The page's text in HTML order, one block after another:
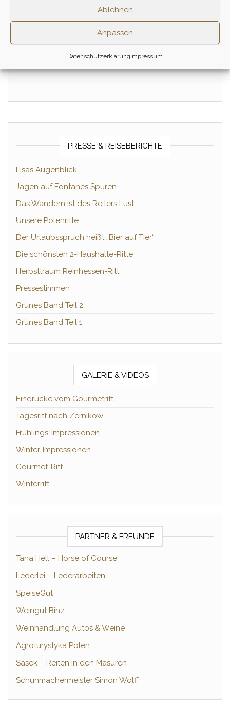
Ablehnen
Anpassen
DatenschutzerklärungImpressum
– Juli
PRESSE & REISEBERICHTE
Lisas Augenblick
Jagen auf Fontanes Spuren
Das Wandern ist des Reiters Lust
Unsere Polenritte
Der Urlaubsspruch heißt „Bier auf Tier“
Die schönsten 2-Haushalte-Ritte
Herbsttraum Reinhessen-Ritt
Pressestimmen
Grünes Band Teil 2
Grünes Band Teil 1
GALERIE & VIDEOS
Eindrücke vom Gourmetritt
Tagesritt nach Zernikow
Frühlings-Impressionen
Winter-Impressionen
Gourmet-Ritt
Winterritt
PARTNER & FREUNDE
Tana Hell – Horse of Course
Lederlei – Lederarbeiten
SpeiseGut
Weingut Binz
Weinhandlung Autos & Weine
Agroturystyka Polen
Sasek – Reiten in den Masuren
Schuhmachermeister Simon Wolff